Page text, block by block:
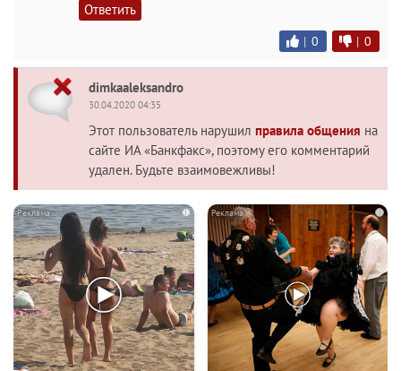
Ответить
| 0 | 0
dimkaaleksandro
30.04.2020 04:35
Этот пользователь нарушил правила общения на
сайте ИА «Банкфакс», поэтому его комментарий
удален. Будьте взаимовежливы!
i i